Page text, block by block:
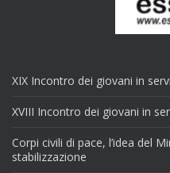
XIX Incontro dei giovani in
XVIII Incontro dei giovani in
Corpi civili di pace, l’idea del
stabilizzazione